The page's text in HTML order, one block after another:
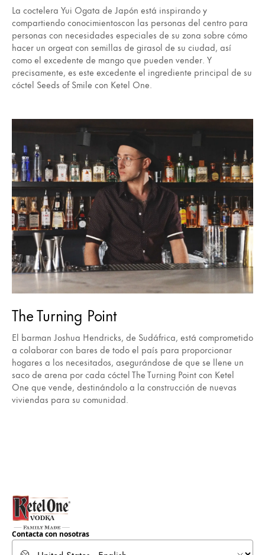
La coctelera Yui Ogata de Japón está inspirando y
compartiendo conocimientoscon las personas del centro para
personas con necesidades especiales de su zona sobre cómo
hacer un orgeat con semillas de girasol de su ciudad, así
como el excedente de mango que pueden vender. Y
precisamente, es este excedente el ingrediente principal de su
cóctel Seeds of Smile con Ketel One.
The Turning Point
El barman Joshua Hendricks, de Sudáfrica, está comprometido
a colaborar con bares de todo el país para proporcionar
hogares a los necesitados, asegurándose de que se llene un
saco de arena por cada cóctel The Turning Point con Ketel
One que vende, destinándolo a la construcción de nuevas
viviendas para su comunidad.
Contacta con nosotras